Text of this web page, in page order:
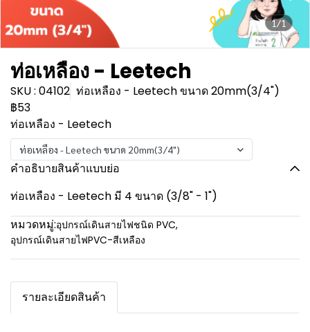
1/1
ท่อเหลือง - Leetech
SKU : 04102 ท่อเหลือง - Leetech ขนาด 20mm(3/4")
฿53
ท่อเหลือง - Leetech
ท่อเหลือง - Leetech ขนาด 20mm(3/4")
คำอธิบายสินค้าแบบย่อ
ท่อเหลือง - Leetech มี 4 ขนาด (3/8" - 1")
หมวดหมู่:อุปกรณ์เดินสายไฟชนิด PVC,
อุปกรณ์เดินสายไฟPVC-สีเหลือง
รายละเอียดสินค้า